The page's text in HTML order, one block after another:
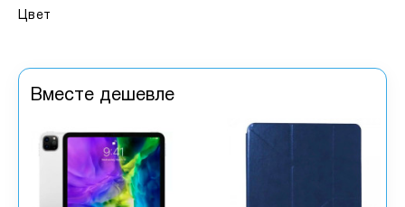
Цвет
Вместе дешевле